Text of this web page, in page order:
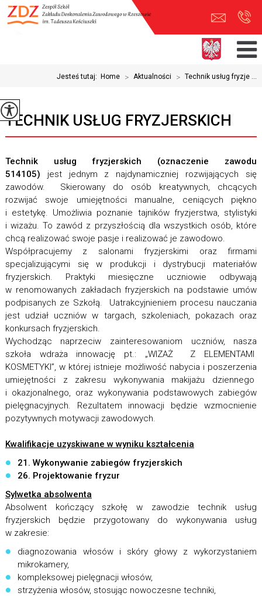
Jesteś tutaj: Home > Aktualności > Technik usług fryzje ...
TECHNIK USŁUG FRYZJERSKICH
Technik usług fryzjerskich (oznaczenie zawodu
514105) jest jednym z najdynamiczniej rozwijających się
zawodów. Skierowany do osób kreatywnych, chcących
rozwijać swoje umiejętności manualne, ceniących piękno
i estetykę. Umożliwia poznanie tajników fryzjerstwa, stylistyki
i wizażu. To zawód z przyszłością dla wszystkich osób, które
chcą realizować swoje pasje i realizować je zawodowo.
Współpracujemy z salonami fryzjerskimi oraz firmami
specjalizującymi się w produkcji i dystrybucji materiałów
fryzjerskich. Praktyki miesięczne uczniowie odbywają
w renomowanych zakładach fryzjerskich na podstawie umów
podpisanych ze Szkołą. Uatrakcyjnieniem procesu nauczania
jest udział uczniów w targach, szkoleniach, pokazach oraz
konkursach fryzjerskich.
Wychodząc naprzeciw zainteresowaniom uczniów, nasza
szkoła wdraża innowację pt.: „WIZAŻ Z ELEMENTAMI
KOSMETYKI”, w której istnieje możliwość nabycia i poszerzenia
umiejętności z zakresu wykonywania makijażu dziennego
i okazjonalnego, oraz wykonywania podstawowych zabiegów
pielęgnacyjnych. Rezultatem innowacji będzie wzmocnienie
pozytywnych motywacji zawodowych.
Kwalifikacje uzyskiwane w wyniku kształcenia
21. Wykonywanie zabiegów fryzjerskich
26. Projektowanie fryzur
Sylwetka absolwenta
Absolwent kończący szkołę w zawodzie technik usług
fryzjerskich będzie przygotowany do wykonywania usług
w zakresie:
diagnozowania włosów i skóry głowy z wykorzystaniem
mikrokamery,
kompleksowej pielęgnacji włosów,
strzyżenia włosów, stosując nowoczesne techniki,